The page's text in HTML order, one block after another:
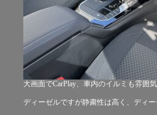
大画面でCarPlay、車内のイルミも雰囲
ディーゼルですが静粛性は高く、ディ